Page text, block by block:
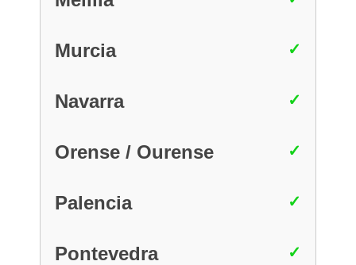
Murcia
Navarra
Orense / Ourense
Palencia
Pontevedra